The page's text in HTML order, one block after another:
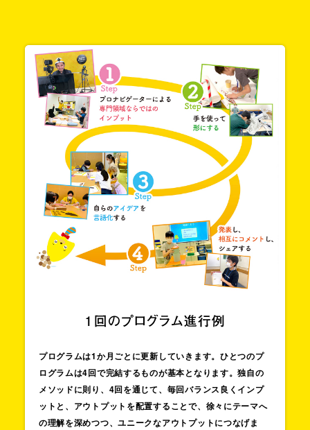
プログラムは1か月ごとに更新していきます。 ひとつのプ
ログラムは4回で完結するものが基本となります。独自の
メソッドに則り、4回を通じて、 毎回バランス良くインプ
ットと、 アウトプットを配置することで、 徐々にテーマへ
の理解を深めつつ、ユニークなアウトプットにつなげま